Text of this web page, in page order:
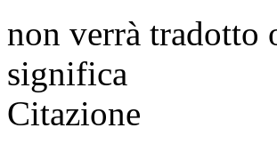
non verrà tradotto
significa
Citazione